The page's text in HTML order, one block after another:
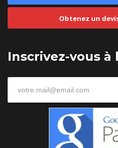
Obtenez un
Inscrivez-vous